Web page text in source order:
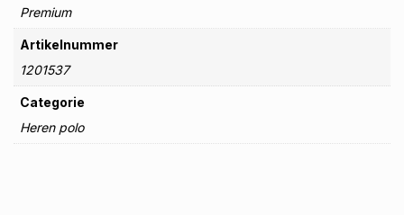
Premium
Artikelnummer
1201537
Categorie
Heren polo